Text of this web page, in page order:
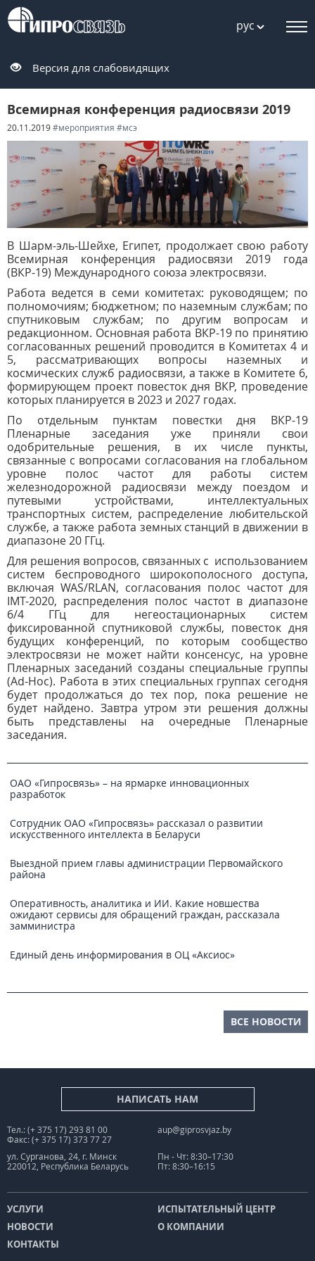
рус
Версия для слабовидящих
Всемирная конференция радиосвязи 2019
20.11.2019#мероприятия #мсэ
В Шарм-эль-Шейхе, Египет, продолжает свою работу
Всемирная конференция радиосвязи 2019 года
(ВКР-19) Международного союза электросвязи.
Работа ведется в семи комитетах: руководящем; по
полномочиям; бюджетном; по наземным службам; по
спутниковым службам; по другим вопросам и
редакционном. Основная работа ВКР-19 по принятию
согласованных решений проводится в Комитетах4 и
5, рассматривающих вопросы наземных и
космических служб радиосвязи, а также в Комитете 6,
формирующем проект повесток дня ВКР, проведение
которых планируется в 2023 и 2027 годах.
По отдельным пунктам повестки дня ВКР-19
Пленарные заседания уже приняли свои
одобрительные решения, в их числе пункты,
связанные с вопросами согласования на глобальном
уровне полос частот для работы систем
железнодорожной радиосвязи между поездом и
путевыми устройствами, интеллектуальных
транспортных систем, распределение любительской
службе, а также работа земных станций в движении в
диапазоне 20 ГГц.
Для решения вопросов, связанных с использованием
систем беспроводного широкополосного доступа,
включая WAS/RLAN, согласования полос частот для
IMT-2020, распределения полос частот в диапазоне
6/4 ГГц для негеостационарных систем
фиксированной спутниковой службы, повесток дня
будущих конференций, по которым сообщество
электросвязи не может найти консенсус, на уровне
Пленарных заседаний созданы специальные группы
(Ad-Hoc). Работа в этих специальных группах сегодня
будет продолжаться до тех пор, пока решение не
будет найдено. Завтра утром эти решения должны
быть представлены на очередные Пленарные
заседания.
ОАО «Гипросвязь» – на ярмарке инновационных
разработок
Сотрудник ОАО «Гипросвязь» рассказал о развитии
искусственного интеллекта в Беларуси
Выездной прием главы администрации Первомайского
района
Оперативность, аналитика и ИИ. Какие новшества
ожидают сервисы для обращений граждан, рассказала
замминистра
Единый день информирования в ОЦ «Аксиос»
ВСЕ НОВОСТИ
НАПИСАТЬ НАМ
Тел.: (+ 375 17) 293 81 00
Факс: (+ 375 17) 373 77 27
aup@giprosvjaz.by
ул. Сурганова, 24, г. Минск
220012, Республика Беларусь
Пн - Чт: 8:30–17:30
Пт: 8:30–16:15
УСЛУГИ
ИСПЫТАТЕЛЬНЫЙ ЦЕНТР
НОВОСТИ
О КОМПАНИИ
КОНТАКТЫ